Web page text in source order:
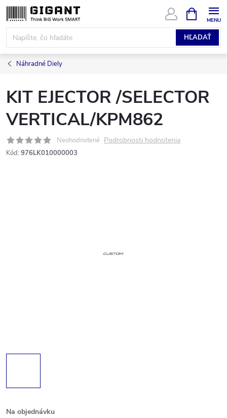
Prejsť
na
obsah
HĽADAŤ
KOŠÍK
Náhradné Diely
KIT EJECTOR /SELECTOR
VERTICAL/KPM862
Neohodnotené Podrobnosti hodnotenia
Kód: 976LK010000003
Na objednávku